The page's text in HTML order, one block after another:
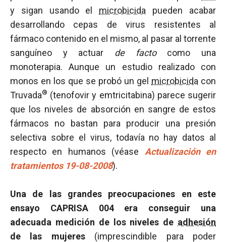
y sigan usando el microbicida pueden acabar
desarrollando cepas de virus resistentes al
fármaco contenido en el mismo, al pasar al torrente
sanguíneo y actuar de factocomo una
monoterapia. Aunque un estudio realizado con
monos en los que se probó un gel microbicida con
Truvada® (tenofovir y emtricitabina) parece sugerir
que los niveles de absorción en sangre de estos
fármacos no bastan para producir una presión
selectiva sobre el virus, todavía no hay datos al
respecto en humanos (véase Actualización en
tratamientos 19-08-2008).
Una de las grandes preocupaciones en este
ensayo CAPRISA 004 era conseguir una
adecuada medición de los niveles de adhesión
de las mujeres (imprescindible para poder